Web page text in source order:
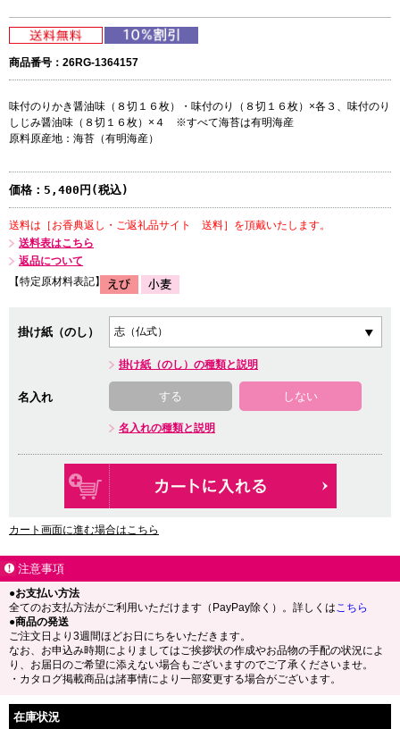
商品番号：26RG-1364157
味付のりかき醤油味（８切１６枚）・味付のり（８切１６枚）×各３、味付のり
しじみ醤油味（８切１６枚）×４ ※すべて海苔は有明海産
原料原産地：海苔（有明海産）
価格： 5,400円(税込)
送料は［お香典返し・ご返礼品サイト 送料］を頂戴いたします。
送料表はこちら
返品について
【特定原材料表記】
掛け紙（のし）
掛け紙（のし）の種類と説明
名入れ する しない
名入れの種類と説明
カート画面に進む場合はこちら
注意事項
●お支払い方法
全てのお支払方法がご利用いただけます（PayPay除く）。詳しくはこちら
●商品の発送
ご注文日より3週間ほどお日にちをいただきます。
なお、お申込み時期によりましてはご挨拶状の作成やお品物の手配の状況によ
り、お届日のご希望に添えない場合もございますのでご了承くださいませ。
・カタログ掲載商品は諸事情により一部変更する場合がございます。
在庫状況